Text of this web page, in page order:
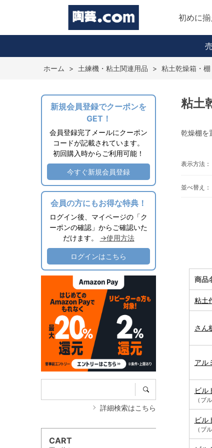
初めに
ホーム > 土練機・粘土関連用品 > 粘土乾燥箱・棚
新規会員登録でクーポンを
GET！
会員登録完了メールにクーポン
コードが記載されています。
初回購入時からご利用可能！
今すぐ新規会員登録
会員の方にもお得な特典！
ログイン後、マイページの「ク
ーポンの確認」からご確認いた
だけます。 →使用方法
ログインはこちら
詳細検索はこちら
CART
粘土
乾燥棚を
表示方法：
並べ替え：
商品
粘土
さん
アル
ビル
（ブ
ビル
（ブ